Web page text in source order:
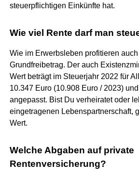
steuerpflichtigen Einkünfte hat.
Wie viel Rente darf man
Wie im Erwerbsleben profitieren
Grundfreibetrag. Der auch
Wert beträgt im Steuerjahr 2022 für
10.347 Euro (10.908 Euro / 2023)
angepasst. Bist Du verheiratet oder
eingetragenen Lebenspartnerschaft,
Wert.
Welche Abgaben auf private
Rentenversicherung?